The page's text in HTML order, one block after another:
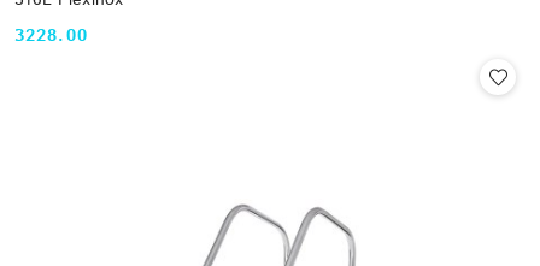
Cena:
3228.00